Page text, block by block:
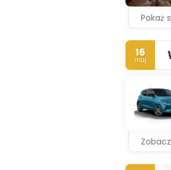
Pokaż
16
maj